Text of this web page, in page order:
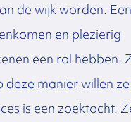
de wijk worden. Een
en plezierig
een rol hebben.
manier willen ze
is een zoektocht.